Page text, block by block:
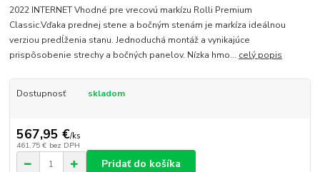
2022 INTERNET Vhodné pre vrecovú markízu Rolli Premium
Classic.Vďaka prednej stene a bočným stenám je markíza ideálnou
verziou predĺženia stanu. Jednoduchá montáž a vynikajúce
prispôsobenie strechy a bočných panelov. Nízka hmo... celý popis
Dostupnosť skladom
567,95 €/ks
461,75 € bez DPH
Pridať do košíka